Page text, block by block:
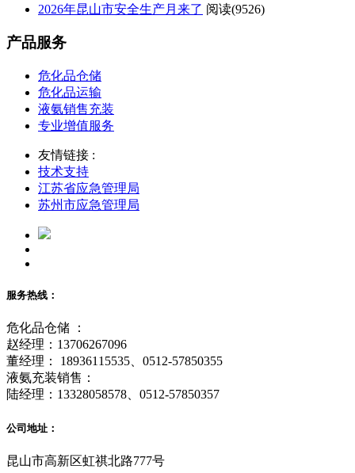
2026年昆山市安全生产月来了 阅读(9526)
产品服务
危化品仓储
危化品运输
液氨销售充装
专业增值服务
友情链接 :
技术支持
江苏省应急管理局
苏州市应急管理局
服务热线：
危化品仓储 ：
赵经理：13706267096
董经理： 18936115535、0512-57850355
液氨充装销售：
陆经理：13328058578、0512-57850357
公司地址：
昆山市高新区虹祺北路777号